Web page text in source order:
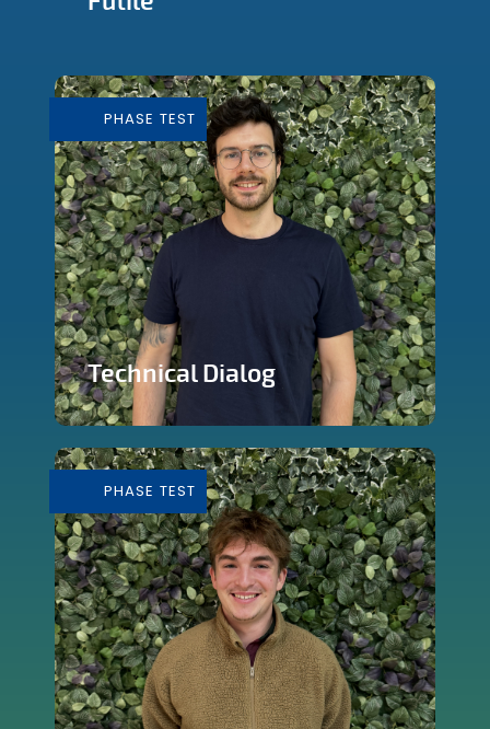
durable
En savoir plus
PHASE TEST
Technical Dialog
artistique
En savoir plus
PHASE TEST